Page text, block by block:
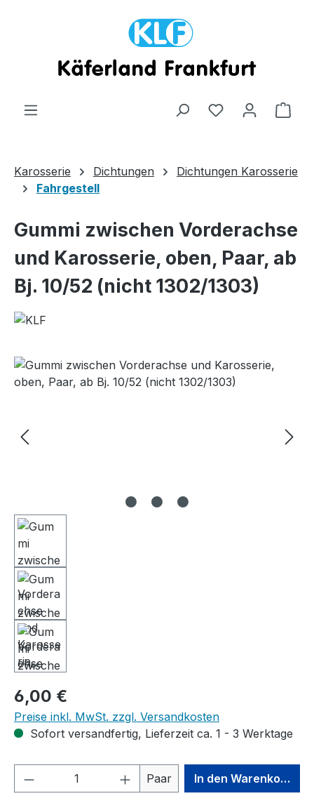
Zum Hauptinhalt springen
Karosserie Dichtungen
Dichtungen Karosserie
Fahrgestell
Gummi zwischen Vorderachse
und Karosserie, oben, Paar, ab
Bj. 10/52 (nicht 1302/1303)
Bildergalerie überspringen
Regulärer Preis:
6,00 €
Preise inkl. MwSt. zzgl. Versandkosten
Sofort versandfertig, Lieferzeit ca. 1 - 3 Werktage
Produkt Anzahl: Gib den
Paar In den Warenkorb